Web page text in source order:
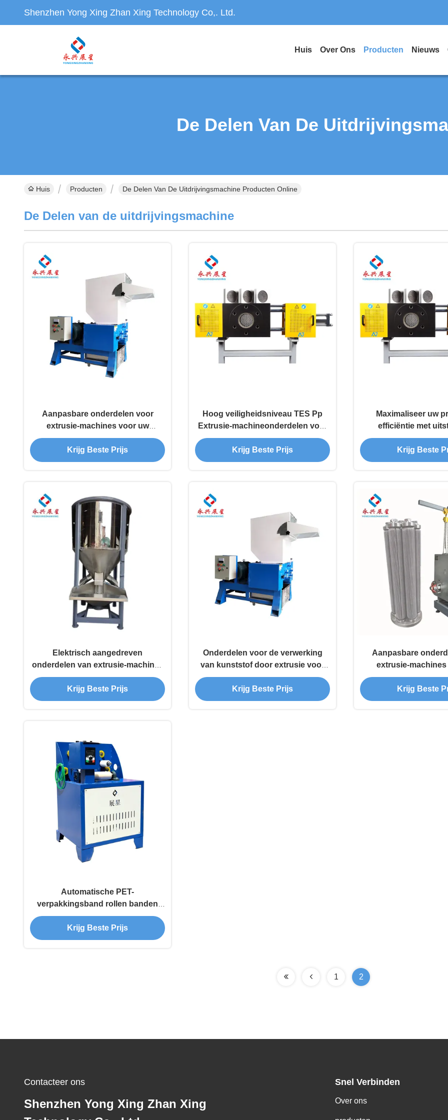
Shenzhen Yong Xing Zhan Xing Technology Co,. Ltd.
Huis Over Ons Producten Nieuws
De Delen Van De
Huis Producten De Delen Van De Uitdrijvingsmachine Producten Online
De Delen van de uitdrijvingsmachine
Aanpasbare onderdelen voor
extrusie-machines voor uw
specifieke productiebehoeften
Krijg Beste Prijs
Hoog veiligheidsniveau TES Pp
Extrusie-machineonderdelen voor
verpakkingsbanden met elektrisch
aangedreven en
kunststofverpakkingsmateriaal
Krijg Beste Prijs
Maximaliseer uw
efficiëntie met
onderdelen voor
Krijg Beste
Elektrisch aangedreven
onderdelen van extrusie-machines
voor een soepel productieproces
en een hoge plasticiteit
Krijg Beste Prijs
Onderdelen voor de verwerking
van kunststof door extrusie voor
goede plasticiteit en voor
kunststofverpakkingsmateriaal
Krijg Beste Prijs
Aanpasbare
extrusie-
specifieke
Krijg Beste
Automatische PET-
verpakkingsband rollen banden
wikkeling machine
Krijg Beste Prijs
1 2
Contacteer ons
Shenzhen Yong Xing Zhan Xing
Snel Verbinden
Over ons